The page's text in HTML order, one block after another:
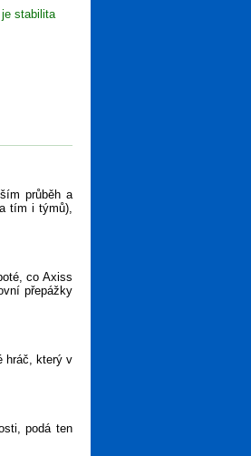
stabilita
průběh a
tím i týmů),
co Axiss
přepážky
hráč, který v
podá ten